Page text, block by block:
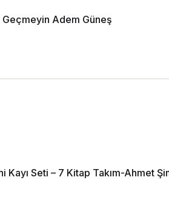
Adem Güneş
Kayı Seti – 7 Kitap Takım-Ahmet